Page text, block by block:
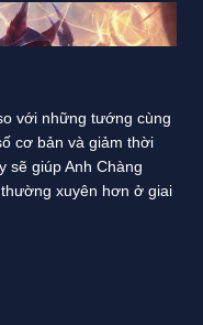
với những tướng cùng
cơ bản và giảm thời
sẽ giúp Anh Chàng
xuyên hơn ở giai